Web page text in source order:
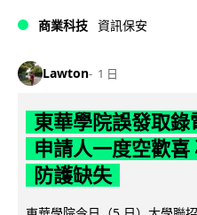
商業科技 資訊保安
Lawton 1 日
東華學院誤發取錄
申請人一度空歡
防護缺失